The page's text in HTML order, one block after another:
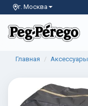
г. Москва
Главная Аксессуары